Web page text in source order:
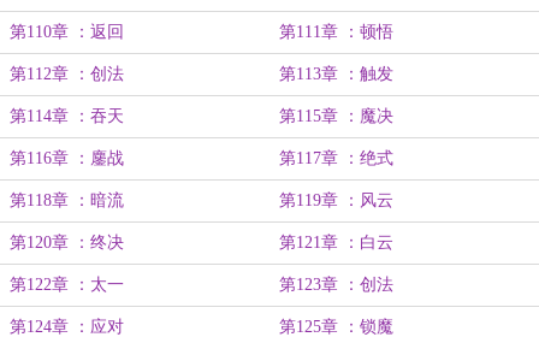
第110章 ：返回 第111章 ：顿悟
第112章 ：创法 第113章 ：触发
第114章 ：吞天 第115章 ：魔决
第116章 ：鏖战 第117章 ：绝式
第118章 ：暗流 第119章 ：风云
第120章 ：终决 第121章 ：白云
第122章 ：太一 第123章 ：创法
第124章 ：应对 第125章 ：锁魔